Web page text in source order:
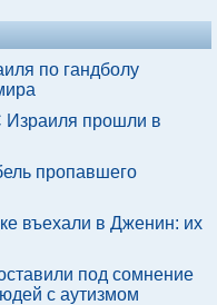
по гандболу
прошли в
пропавшего
въехали в Дженин: их
под сомнение
с аутизмом